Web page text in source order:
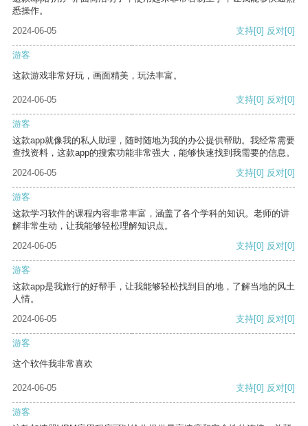
悉操作。
2024-06-05
支持[0] 反对[0]
游客
这款游戏非常好玩，画面精美，玩法丰富。
2024-06-05 支持[0] 反对[0]
游客
这款app就像我的私人助理，随时随地为我的办公提供帮助。我经常需要
查找资料，这款app的搜索功能非常强大，能够快速找到我需要的信息。
2024-06-05
支持[0] 反对[0]
游客
这款学习软件的课程内容非常丰富，涵盖了各个学科的知识。老师的讲
解非常生动，让我能够轻松理解知识点。
2024-06-05
支持[0] 反对[0]
游客
这款app是我旅行的好帮手，让我能够轻松找到目的地，了解当地的风土
人情。
2024-06-05
支持[0] 反对[0]
游客
这个软件我非常喜欢
2024-06-05 支持[0] 反对[0]
游客